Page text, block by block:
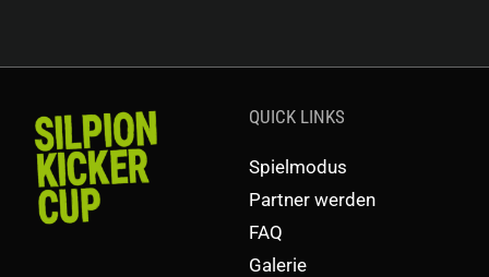
QUICK LINKS
Spielmodus
Partner werden
FAQ
Galerie